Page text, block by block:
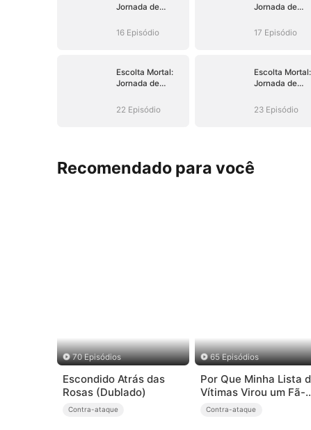
Jornada de
16 Episódio
Jornada de
17 Episódio
Escolta Mortal:
Jornada de
22 Episódio
Escolta Mortal:
Jornada de
23 Episódio
Recomendado para você
70 Episódios
Escondido Atrás das
Rosas (Dublado)
Contra-ataque
65 Episódios
Por Que Minha Lista
Vítimas Virou um Fã-
Clube?
Contra-ataque